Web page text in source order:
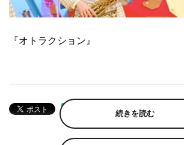
『オトラクション』
続きを読む